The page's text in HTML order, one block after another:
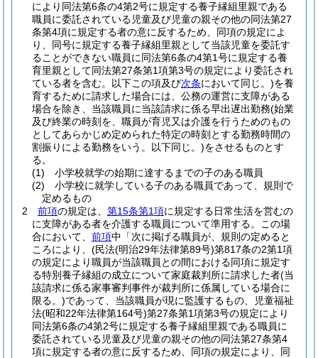
により同法第6条の4第2号に規定する養子縁組里親である
職員に委託されている児童及び児童の親その他の同法第27
条第4項に規定する者の意に反するため、同項の規定によ
り、同号に規定する養子縁組里親として当該児童を委託す
ることができない職員に同法第6条の4第1号に規定する養
育里親として同法第27条第1項第3号の規定により委託され
ている者を含む。以下この項及び次条において同じ。)を養
育するために請求した場合には、公務の運営に支障がある
場合を除き、当該職員に当該請求に係る早出遅出勤務(始業
及び終業の時刻を、職員が育児又は介護を行うためのもの
としてあらかじめ定められた特定の時刻とする勤務時間の
割振りによる勤務をいう。以下同じ。)をさせるものとす
る。
(1)
小学校就学の始期に達するまでの子のある職員
(2)
小学校に就学している子のある職員であって、規則で
定めるもの
2
前項の規定は、 第15条第1項に規定する日常生活を営むの
に支障がある者を介護する職員について準用する。
この場
合において、 前項中「次に掲げる職員が、規則の定めると
ころにより、 (民法(明治29年法律第89号)第817条の2第1項
の規定により職員が当該職員との間における同項に規定す
る特別養子縁組の成立について家庭裁判所に請求した者(当
該請求に係る家事審判事件が裁判所に係属している場合に
限る。)であって、当該職員が現に監護するもの、児童福祉
法(昭和22年法律第164号)第27条第1項第3号の規定により
同法第6条の4第2号に規定する養子縁組里親である職員に
委託されている児童及び児童の親その他の同法第27条第4
項に規定する者の意に反するため、同項の規定により、同